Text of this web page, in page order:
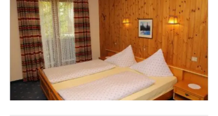
Contatti
Italiano
German
English
Spanish
ecohotel
rassegna stampa